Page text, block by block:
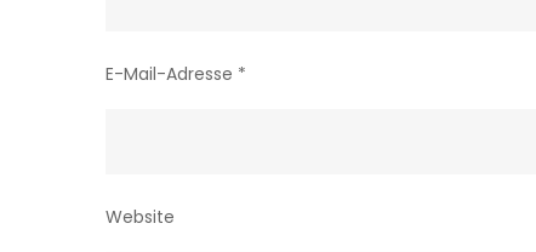
E-Mail-Adresse *
Website